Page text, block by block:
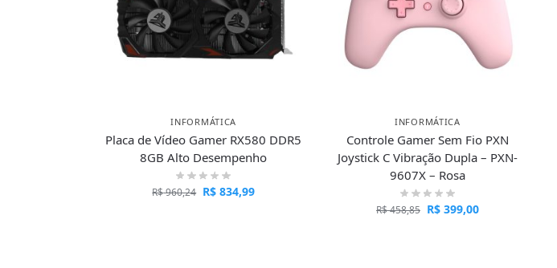
INFORMÁTICA
Placa de Vídeo Gamer RX580 DDR5
8GB Alto Desempenho
R$960,24 R$ 834,99
INFORMÁTICA
Controle Gamer Sem Fio PXN
Joystick C Vibração Dupla – PXN-
9607X – Rosa
R$458,85 R$399,00